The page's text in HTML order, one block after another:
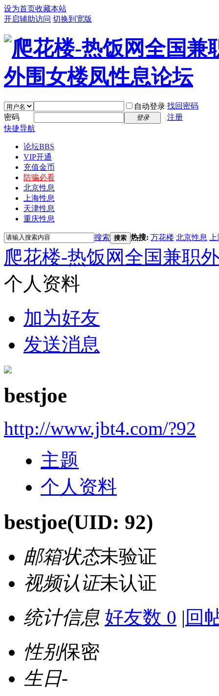
设为首页收藏本站
开启辅助访问 切换到宽版
自动登录 找回密码
密码
登录
注册
快捷导航
论坛BBS
VIP开通
充值金币
防骗必看
北京性息
上海性息
天津性息
重庆性息
搜索 搜索 热搜: 万花楼 北京性息
爬花楼-热饭网全国兼职
个人资料
加为好友
发送消息
bestjoe
http://www.jbt4.com/?92
主题
个人资料
bestjoe(UID: 92)
邮箱状态未验证
视频认证未认证
统计信息 好友数 0 | 回
性别保密
生日-